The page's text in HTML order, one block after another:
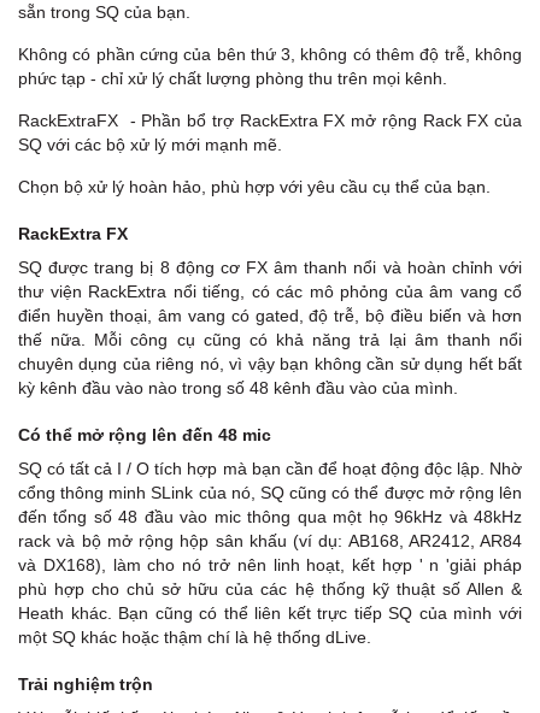
sẵn trong SQ của bạn.
Không có phần cứng của bên thứ 3, không có thêm độ trễ, không
phức tạp - chỉ xử lý chất lượng phòng thu trên mọi kênh.
RackExtraFX - Phần bổ trợ RackExtra FX mở rộng Rack FX của
SQ với các bộ xử lý mới mạnh mẽ.
Chọn bộ xử lý hoàn hảo, phù hợp với yêu cầu cụ thể của bạn.
RackExtra FX
SQ được trang bị 8 động cơ FX âm thanh nổi và hoàn chỉnh với
thư viện RackExtra nổi tiếng, có các mô phỏng của âm vang cổ
điển huyền thoại, âm vang có gated, độ trễ, bộ điều biến và hơn
thế nữa. Mỗi công cụ cũng có khả năng trả lại âm thanh nổi
chuyên dụng của riêng nó, vì vậy bạn không cần sử dụng hết bất
kỳ kênh đầu vào nào trong số 48 kênh đầu vào của mình.
Có thể mở rộng lên đến 48 mic
SQ có tất cả I / O tích hợp mà bạn cần để hoạt động độc lập. Nhờ
cổng thông minh SLink của nó, SQ cũng có thể được mở rộng lên
đến tổng số 48 đầu vào mic thông qua một họ 96kHz và 48kHz
rack và bộ mở rộng hộp sân khấu (ví dụ: AB168, AR2412, AR84
và DX168), làm cho nó trở nên linh hoạt, kết hợp ' n 'giải pháp
phù hợp cho chủ sở hữu của các hệ thống kỹ thuật số Allen &
Heath khác. Bạn cũng có thể liên kết trực tiếp SQ của mình với
một SQ khác hoặc thậm chí là hệ thống dLive.
Trải nghiệm trộn